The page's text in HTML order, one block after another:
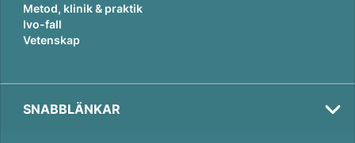
Metod, klinik & praktik
Ivo-fall
Vetenskap
SNABBLÄNKAR